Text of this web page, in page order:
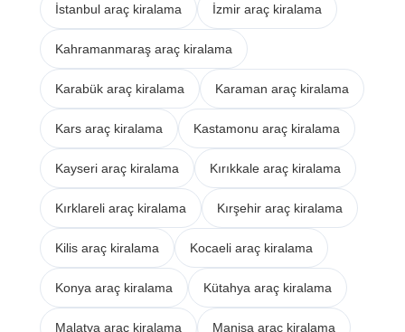
İstanbul araç kiralama İzmir araç kiralama
Kahramanmaraş araç kiralama
Karabük araç kiralama Karaman araç kiralama
Kars araç kiralama Kastamonu araç kiralama
Kayseri araç kiralama Kırıkkale araç kiralama
Kırklareli araç kiralama Kırşehir araç kiralama
Kilis araç kiralama Kocaeli araç kiralama
Konya araç kiralama Kütahya araç kiralama
Malatya araç kiralama Manisa araç kiralama